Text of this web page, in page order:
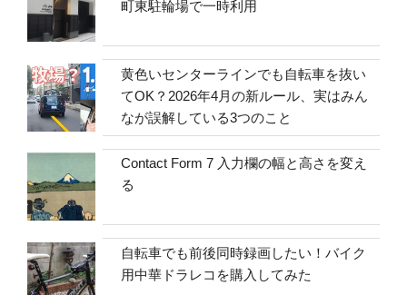
町東駐輪場で一時利用
黄色いセンターラインでも自転車を抜い
てOK？2026年4月の新ルール、実はみん
なが誤解している3つのこと
Contact Form 7 入力欄の幅と高さを変え
る
自転車でも前後同時録画したい！バイク
用中華ドラレコを購入してみた